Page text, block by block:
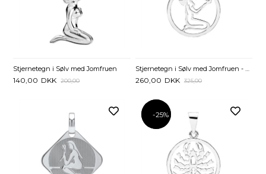
Stjernetegn i Sølv med Jomfruen
140,00 DKK 200,00
Stjernetegn i Sølv med Jomfruen - 20 mm
260,00 DKK 325,00
-25%
-25%